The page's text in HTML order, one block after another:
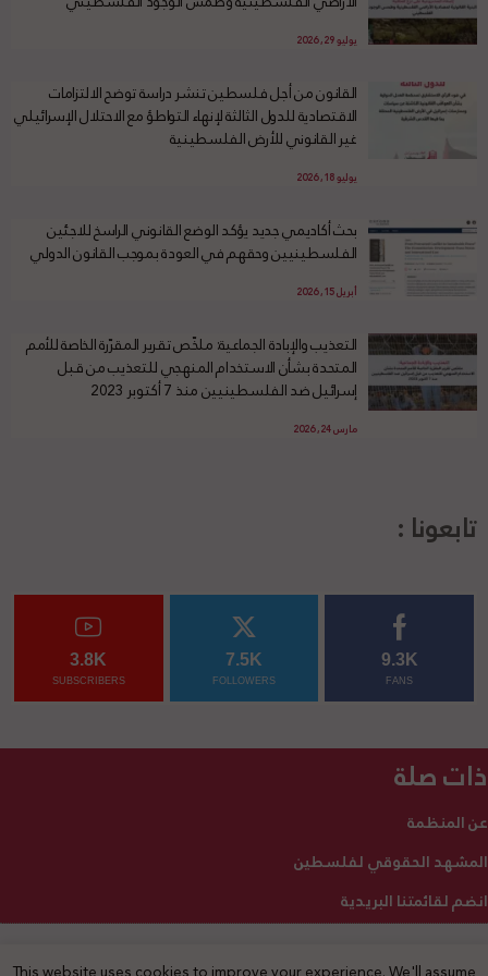
يوليو 29, 2026
القانون من أجل فلسطين تنشر دراسة توضح الالتزامات
الاقتصادية للدول الثالثة لإنهاء التواطؤ مع الاحتلال الإسرائيلي
غير القانوني للأرض الفلسطينية
يوليو 18, 2026
بحث أكاديمي جديد يؤكد الوضع القانوني الراسخ للاجئين
الفلسطينيين وحقهم في العودة بموجب القانون الدولي
أبريل 15, 2026
التعذيب والإبادة الجماعية: ملخّص تقرير المقرّرة الخاصة للأمم
المتحدة بشأن الاستخدام المنهجي للتعذيب من قبل
إسرائيل ضد الفلسطينيين منذ 7 أكتوبر 2023
مارس 24, 2026
تابعونا :
9.3K
FANS
7.5K
FOLLOWERS
3.8K
SUBSCRIBERS
ذات صلة
عن المنظمة
المشهد الحقوقي لفلسطين
انضم لقائمتنا البريدية